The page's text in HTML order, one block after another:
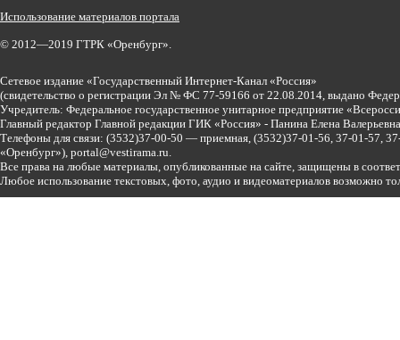
Использование материалов портала
© 2012—2019 ГТРК «Оренбург».
Сетевое издание «Государственный Интернет-Канал «Россия»
(свидетельство о регистрации Эл № ФС 77-59166 от 22.08.2014, выдано
Учредитель: Федеральное государственное унитарное предприятие
Главный редактор Главной редакции ГИК «Россия» - Панина Елена
Телефоны для связи: (3532)37-00-50 — приемная, (3532)37-01-56, 37-01-57,
«Оренбург»), portal@vestirama.ru.
Все права на любые материалы, опубликованные на сайте, защищены в
Любое использование текстовых, фото, аудио и видеоматериалов возможно